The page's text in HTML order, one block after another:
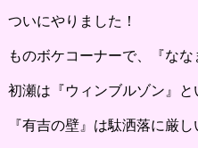
ついにやりました！
ものボケコーナーで、『なな
初瀬は『ウィンブルゾン』と
『有吉の壁』は駄洒落に厳し